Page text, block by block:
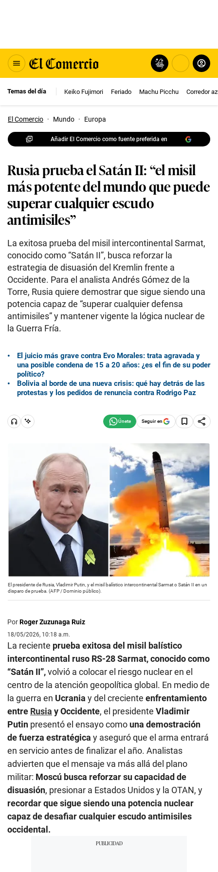
Temas del día Keiko Fujimori Feriado Machu Picchu Corredor
El Comercio · Mundo · Europa
Añadir El Comercio como fuente preferida en
Rusia prueba el Satán II: “el misil
más potente del mundo que puede
superar cualquier escudo
antimisiles”
La exitosa prueba del misil intercontinental Sarmat,
conocido como “Satán II”, busca reforzar la
estrategia de disuasión del Kremlin frente a
Occidente. Para el analista Andrés Gómez de la
Torre, Rusia quiere demostrar que sigue siendo una
potencia capaz de “superar cualquier defensa
antimisiles” y mantener vigente la lógica nuclear de
la Guerra Fría.
El juicio más grave contra Evo Morales: trata agravada y
una posible condena de 15 a 20 años: ¿es el fin de su poder
político?
Bolivia al borde de una nueva crisis: qué hay detrás de las
protestas y los pedidos de renuncia contra Rodrigo Paz
Seguir en
El presidente de Rusia, Vladimir Putin, y el misil balístico intercontinental Sarmat o Satán II en un
disparo de prueba. (AFP / Dominio público).
PorRoger Zuzunaga Ruiz
18/05/2026, 10:18 a.m.
La reciente prueba exitosa del misil balístico
intercontinental ruso RS-28 Sarmat, conocido como
“Satán II”,volvió a colocar el riesgo nuclear en el
centro de la atención geopolítica global. En medio de
la guerra en Ucrania y del creciente enfrentamiento
entre Rusia y Occidente, el presidente Vladimir
Putin presentó el ensayo como una demostración
de fuerza estratégica y aseguró que el arma entrará
en servicio antes de finalizar el año. Analistas
advierten que el mensaje va más allá del plano
militar: Moscú busca reforzar su capacidad de
disuasión, presionar a Estados Unidos y la OTAN, y
recordar que sigue siendo una potencia nuclear
capaz de desafiar cualquier escudo antimisiles
occidental.